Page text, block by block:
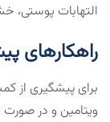
التهابات
راهکارهای
ویتامین و در